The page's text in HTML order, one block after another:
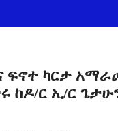
ፍኖተ ካርታ
ከዶ/ር ኢ/ር